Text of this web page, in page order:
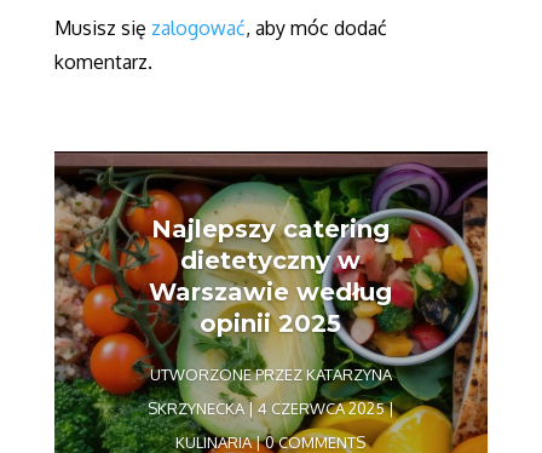
Musisz się zalogować, aby móc dodać
komentarz.
Najlepszy catering
dietetyczny w
Warszawie według
opinii 2025
UTWORZONE PRZEZKATARZYNA
SKRZYNECKA|4 CZERWCA 2025|
KULINARIA| 0 COMMENTS